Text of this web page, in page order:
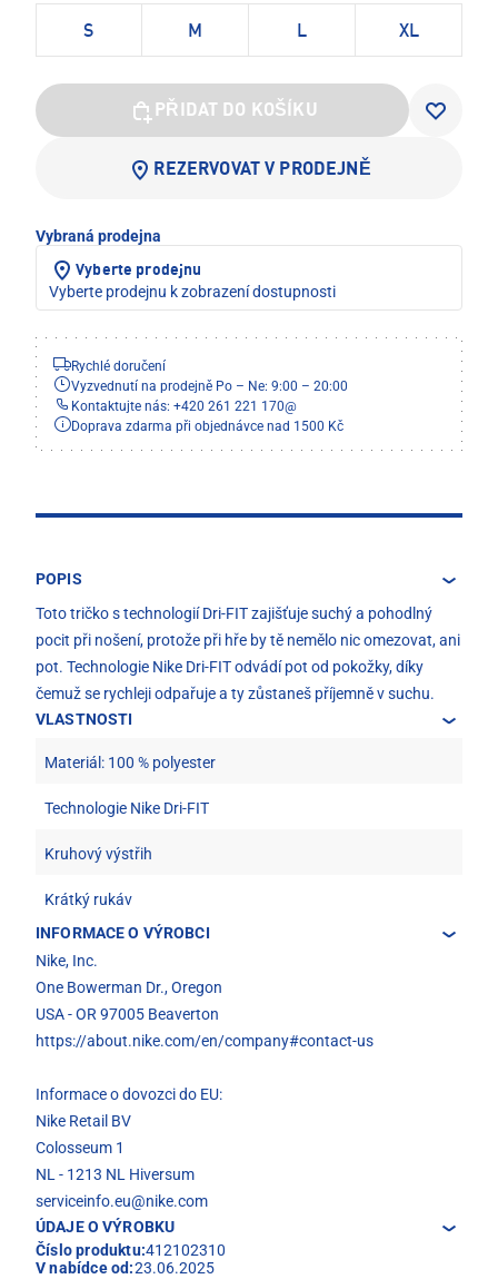
S M L XL
PŘIDAT DO KOŠÍKU
REZERVOVAT V PRODEJNĚ
Vybraná prodejna
Vyberte prodejnu
Vyberte prodejnu k zobrazení dostupnosti
Rychlé doručení
Vyzvednutí na prodejně Po – Ne: 9:00 – 20:00
Kontaktujte nás: +420 261 221 170@
Doprava zdarma při objednávce nad 1500 Kč
POPIS
Toto tričko s technologií Dri-FIT zajišťuje suchý a pohodlný
pocit při nošení, protože při hře by tě nemělo nic omezovat, ani
pot. Technologie Nike Dri-FIT odvádí pot od pokožky, díky
čemuž se rychleji odpařuje a ty zůstaneš příjemně v suchu.
VLASTNOSTI
Materiál: 100 % polyester
Technologie Nike Dri-FIT
Kruhový výstřih
Krátký rukáv
INFORMACE O VÝROBCI
Nike, Inc.
One Bowerman Dr., Oregon
USA - OR 97005 Beaverton
https://about.nike.com/en/company#contact-us
Informace o dovozci do EU:
Nike Retail BV
Colosseum 1
NL - 1213 NL Hiversum
serviceinfo.eu@nike.com
ÚDAJE O VÝROBKU
Číslo produktu:412102310
V nabídce od:23.06.2025